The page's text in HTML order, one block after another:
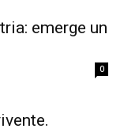
emerge un
0